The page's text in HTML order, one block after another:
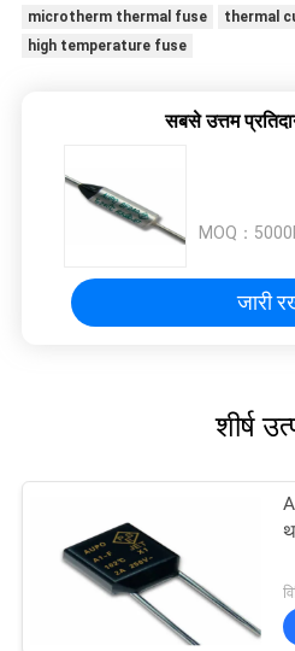
microtherm thermal fuse
thermal
high temperature fuse
सबसे उत्तम
MOQ：
जारी
शीर्ष